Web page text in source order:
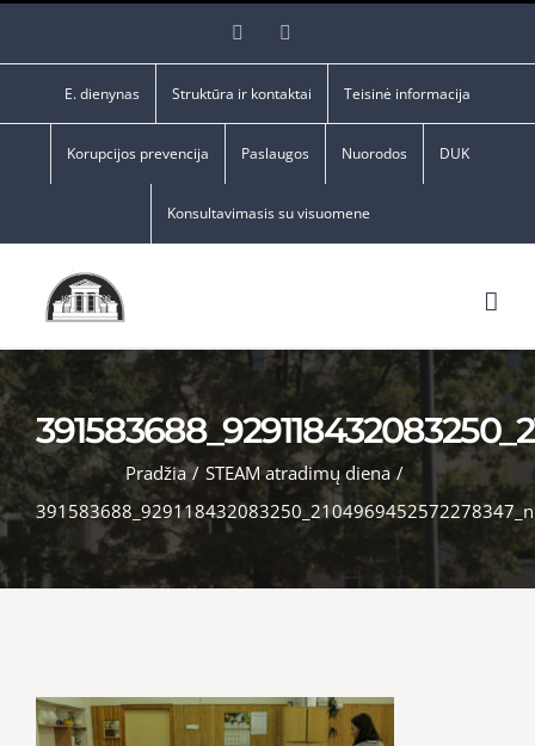
Facebook
E. dienynas Struktūra ir kontaktai Teisinė informacija
Korupcijos prevencija Paslaugos Nuorodos DUK
Konsultavimasis su visuomene
Pradžia / STEAM atradimų diena /
391583688_929118432083250_2104969452572278347_n